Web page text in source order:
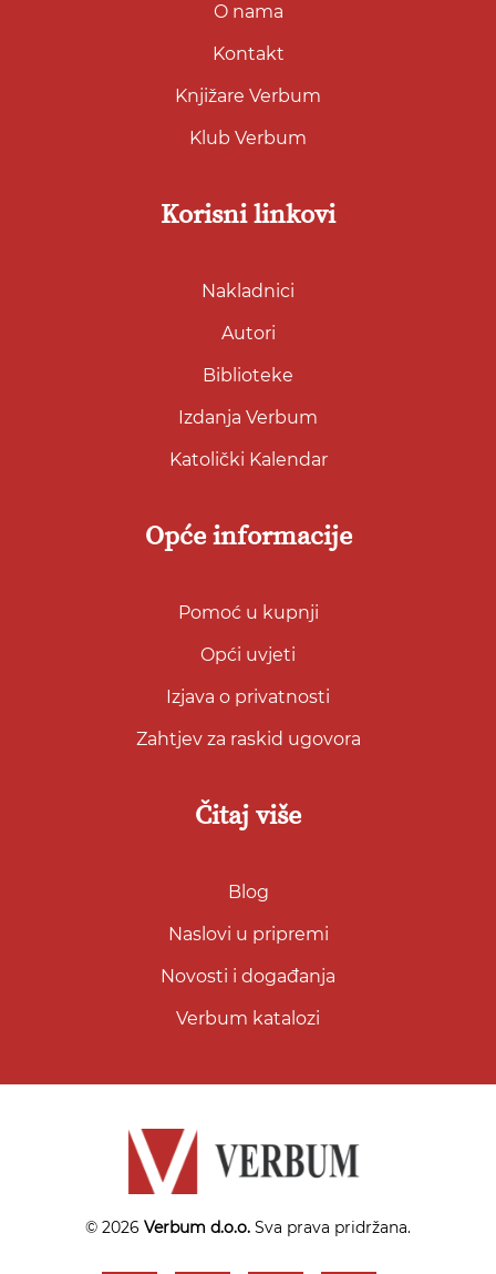
O nama
Kontakt
Knjižare Verbum
Klub Verbum
Korisni linkovi
Nakladnici
Autori
Biblioteke
Izdanja Verbum
Katolički Kalendar
Opće informacije
Pomoć u kupnji
Opći uvjeti
Izjava o privatnosti
Zahtjev za raskid ugovora
Čitaj više
Blog
Naslovi u pripremi
Novosti i događanja
Verbum katalozi
© 2026 Verbum d.o.o. Sva prava pridržana.